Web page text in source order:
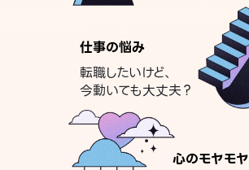
仕事の悩み
転職したいけど、
今動いても大丈夫？
心のモヤモヤ